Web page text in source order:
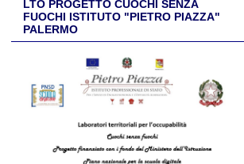
LTO PROGETTO CUOCHI SENZA
FUOCHI ISTITUTO "PIETRO PIAZZA"
PALERMO